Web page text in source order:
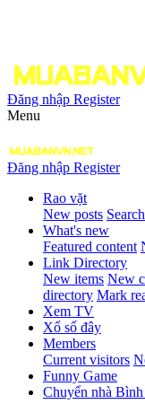
Đăng nhập Register
Menu
Đăng nhập Register
Rao vặt
New posts
What's new
Featured content
Link Directory
New items New
directory Mark
Xem TV
Xổ số đây
Members
Current visitors
Funny Game
Chuyển nhà